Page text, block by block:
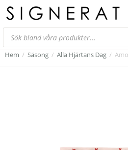
Hem / Säsong / Alla Hjärtans Dag /